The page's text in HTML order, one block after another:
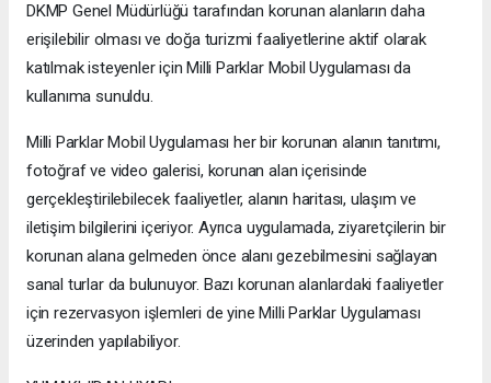
DKMP Genel Müdürlüğü tarafından korunan alanların daha
erişilebilir olması ve doğa turizmi faaliyetlerine aktif olarak
katılmak isteyenler için Milli Parklar Mobil Uygulaması da
kullanıma sunuldu.
Milli Parklar Mobil Uygulaması her bir korunan alanın tanıtımı,
fotoğraf ve video galerisi, korunan alan içerisinde
gerçekleştirilebilecek faaliyetler, alanın haritası, ulaşım ve
iletişim bilgilerini içeriyor. Ayrıca uygulamada, ziyaretçilerin bir
korunan alana gelmeden önce alanı gezebilmesini sağlayan
sanal turlar da bulunuyor. Bazı korunan alanlardaki faaliyetler
için rezervasyon işlemleri de yine Milli Parklar Uygulaması
üzerinden yapılabiliyor.